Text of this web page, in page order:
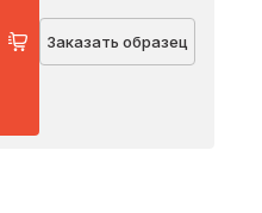
Заказать образец